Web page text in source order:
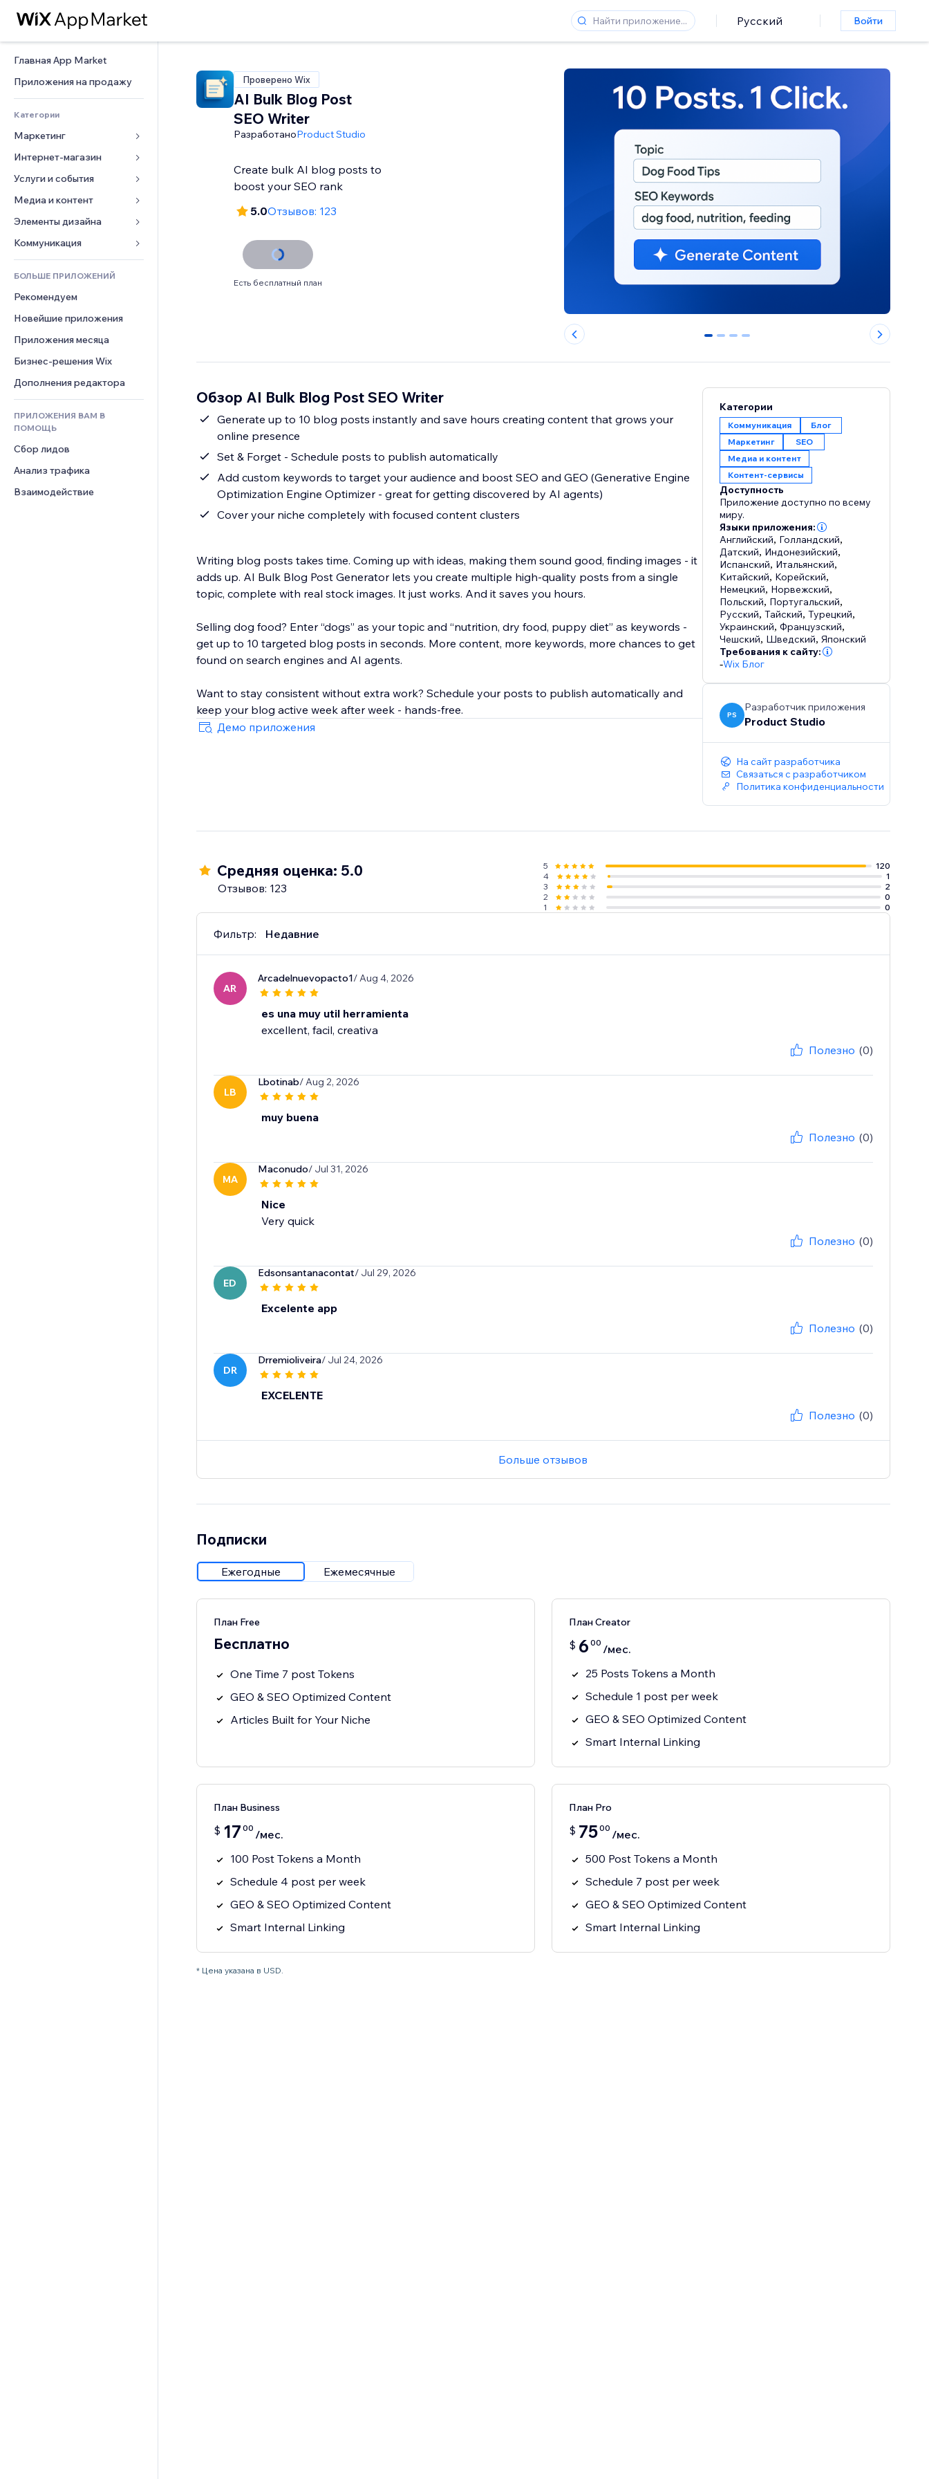
Русский Войти
Главная App Market
Приложения на продажу
Категории
Маркетинг
Реклама
Моб. версия
Веб-аналитика
Списки сайтов
Эл. почта
Интернет-магазин
Приложения для магазинов
Доставка
Кнопки продаж
Бухгалтерский учет
Купоны и лояльность
Складские услуги
Еда и напитки
Услуги и события
Отели
События
Рестораны
Недвижимость
Онлайн-запись
Медиа и контент
Галерея
Музыка
Подкасты
Фотография
Видео
PDF
Обмен файлами
Новости
Элементы дизайна
Карты и навигация
Конфиденциальность и
безопасность
Часы
Баннеры и значки
Калькуляторы
Погода
Графики и таблицы
Формы
Опросы
Чат
Комментарии
Телефон
Сообщество
Отзывы и комментарии
Управление отношениями с
клиентом (CRM)
БОЛЬШЕ ПРИЛОЖЕНИЙ
Рекомендуем
Новейшие приложения
Приложения месяца
Бизнес-решения Wix
Дополнения редактора
ПРИЛОЖЕНИЯ ВАМ В
ПОМОЩЬ
Сбор лидов
Анализ трафика
Взаимодействие
Проверено Wix
AI Bulk Blog Post
SEO Writer
РазработаноProduct Studio
Create bulk AI blog posts to
boost your SEO rank
5.0Отзывов: 123
Есть бесплатный план
0 1 2 3
Обзор AI Bulk Blog Post SEO Writer
Generate up to 10 blog posts instantly and save hours creating content that grows your
online presence
Set & Forget - Schedule posts to publish automatically
Add custom keywords to target your audience and boost SEO and GEO (Generative Engine
Optimization Engine Optimizer - great for getting discovered by AI agents)
Cover your niche completely with focused content clusters
Writing blog posts takes time. Coming up with ideas, making them sound good, finding images - it
adds up. AI Bulk Blog Post Generator lets you create multiple high-quality posts from a single
topic, complete with real stock images. It just works. And it saves you hours.
Selling dog food? Enter “dogs” as your topic and “nutrition, dry food, puppy diet” as keywords -
get up to 10 targeted blog posts in seconds. More content, more keywords, more chances to get
found on search engines and AI agents.
Want to stay consistent without extra work? Schedule your posts to publish automatically and
keep your blog active week after week - hands-free.
Демо приложения
Категории
Коммуникация
Блог
Маркетинг
SEO
Медиа и контент
Контент-сервисы
Доступность
Приложение доступно по всему
миру.
Языки приложения:
Английский, Голландский,
Датский, Индонезийский,
Испанский, Итальянский,
Китайский, Корейский,
Немецкий, Норвежский,
Польский, Португальский,
Русский,Тайский,Турецкий,
Украинский,Французский,
Чешский, Шведский,Японский
Требования к сайту:
-Wix Блог
PS
Разработчик приложения
Product Studio
На сайт разработчика
Связаться с разработчиком
Политика конфиденциальности
Средняя оценка: 5.0
Отзывов: 123
5
120
4
1
3
2
2
0
1
0
Фильтр: Недавние
AR
Arcadelnuevopacto1/ Aug 4, 2026
es una muy util herramienta
excellent, facil, creativa
Полезно (0)
LB
Lbotinab/ Aug 2, 2026
muy buena
Полезно (0)
MA
Maconudo/ Jul 31, 2026
Nice
Very quick
Полезно (0)
ED
Edsonsantanacontat/ Jul 29, 2026
Excelente app
Полезно (0)
DR
Drremioliveira/ Jul 24, 2026
EXCELENTE
Полезно (0)
Больше отзывов
Подписки
Ежегодные Ежемесячные
План Free
Бесплатно
One Time 7 post Tokens
GEO & SEO Optimized Content
Articles Built for Your Niche
План Creator
$ 6 00 /мес.
25 Posts Tokens a Month
Schedule 1 post per week
GEO & SEO Optimized Content
Smart Internal Linking
План Business
$ 17 00 /мес.
100 Post Tokens a Month
Schedule 4 post per week
GEO & SEO Optimized Content
Smart Internal Linking
План Pro
$ 7500 /мес.
500 Post Tokens a Month
Schedule 7 post per week
GEO & SEO Optimized Content
Smart Internal Linking
* Цена указана в USD.